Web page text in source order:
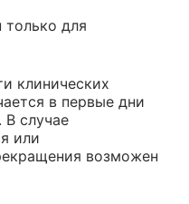
только для
клинических
в первые дни
В случае
или
возможен